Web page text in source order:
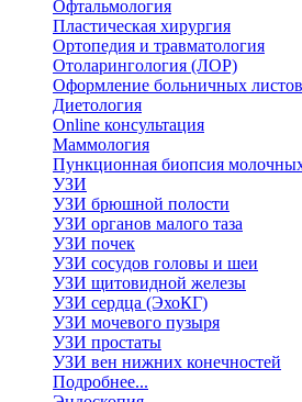
Офтальмология
Пластическая хирургия
Ортопедия и травматология
Отоларингология (ЛОР)
Оформление больничных листов
Диетология
Online консультация
Маммология
Пункционная биопсия
УЗИ
УЗИ брюшной полости
УЗИ органов малого таза
УЗИ почек
УЗИ сосудов головы и шеи
УЗИ щитовидной железы
УЗИ сердца (ЭхоКГ)
УЗИ мочевого пузыря
УЗИ простаты
УЗИ вен нижних конечностей
Подробнее...